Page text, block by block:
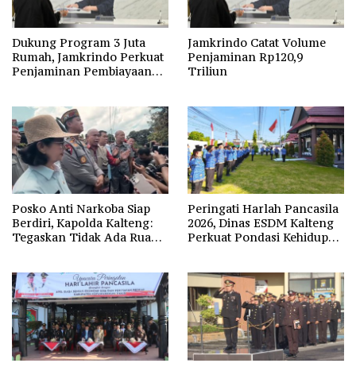
Dukung Program 3 Juta
Rumah, Jamkrindo Perkuat
Penjaminan Pembiayaan
Jamkrindo Catat Volume
Penjaminan Rp120,9
Triliun
Posko Anti Narkoba Siap
Berdiri, Kapolda Kalteng:
Tegaskan Tidak Ada Ruang
Peringati Harlah Pancasila
2026, Dinas ESDM Kalteng
Perkuat Pondasi Kehidupan